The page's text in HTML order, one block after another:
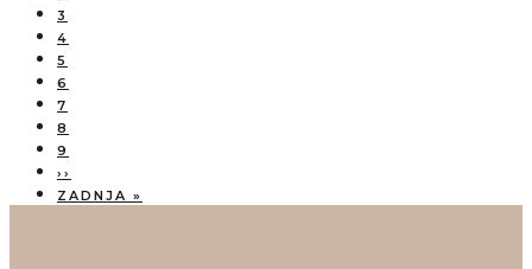
PAGE
3
PAGE
4
PAGE
5
PAGE
6
PAGE
7
PAGE
8
PAGE
9
NEXT
PAGE
››
LAST
PAGE
ZADNJA »